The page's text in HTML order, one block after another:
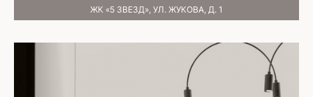
ЖК «5 ЗВЕЗД», УЛ. ЖУКОВА, Д. 1